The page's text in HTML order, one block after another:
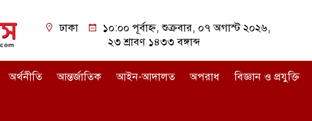
ঢাকা
১০:০০ পূর্বাহ্ন, শুক্রবার, ০৭ অগাস্ট ২০২৬,
২৩ শ্রাবণ ১৪৩৩ বঙ্গাব্দ
অর্থনীতি আন্তর্জাতিক আইন-আদালত অপরাধ বিজ্ঞান ও প্রযুক্তি